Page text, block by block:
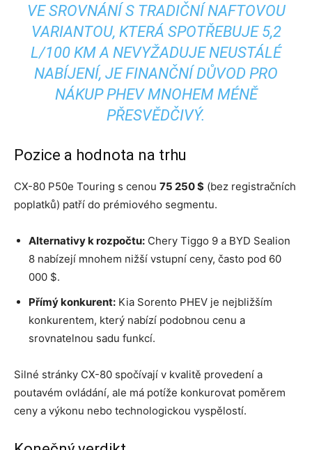
VE SROVNÁNÍ S TRADIČNÍ NAFTOVOU
VARIANTOU, KTERÁ SPOTŘEBUJE 5,2
L/100 KM A NEVYŽADUJE NEUSTÁLÉ
NABÍJENÍ, JE FINANČNÍ DŮVOD PRO
NÁKUP PHEV MNOHEM MÉNĚ
PŘESVĚDČIVÝ.
Pozice a hodnota na trhu
CX-80 P50e Touring s cenou 75 250 $ (bez registračních
poplatků) patří do prémiového segmentu.
Alternativy k rozpočtu: Chery Tiggo 9 a BYD Sealion
8 nabízejí mnohem nižší vstupní ceny, často pod 60
000 $.
Přímý konkurent: Kia Sorento PHEV je nejbližším
konkurentem, který nabízí podobnou cenu a
srovnatelnou sadu funkcí.
Silné stránky CX-80 spočívají v kvalitě provedení a
poutavém ovládání, ale má potíže konkurovat poměrem
ceny a výkonu nebo technologickou vyspělostí.